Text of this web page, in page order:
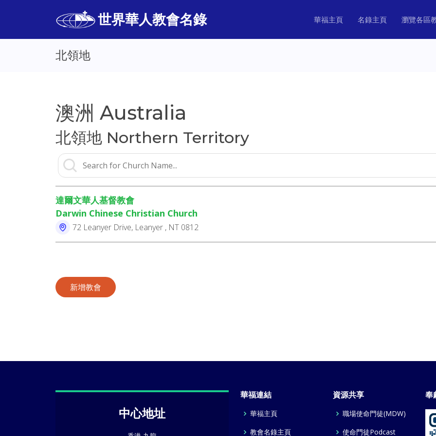
世界華人教會名錄 華福主頁 名錄主頁 瀏覽各區
北領地
澳洲 Australia
北領地 Northern Territory
達爾文華人基督教會
Darwin Chinese Christian Church
72 Leanyer Drive, Leanyer , NT 0812
新增教會
中心地址
華福連結
華福主頁
教會名錄主頁
資源共享
職場使命門徒(MDW)
使命門徒Podcast
奉